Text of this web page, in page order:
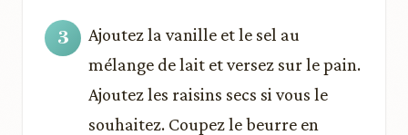
Ajoutez la vanille et le sel au
mélange de lait et versez sur le pain.
Ajoutez les raisins secs si vous le
souhaitez. Coupez le beurre en